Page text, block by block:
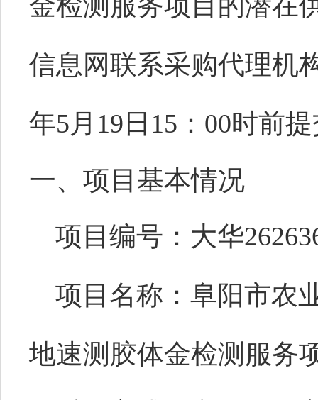
信息网联系采购代理机
年5月19日15：00时前
一、项目基本情况
项目编号 ： 大华
项目名称：阜阳市农
地速测胶体金检测服务